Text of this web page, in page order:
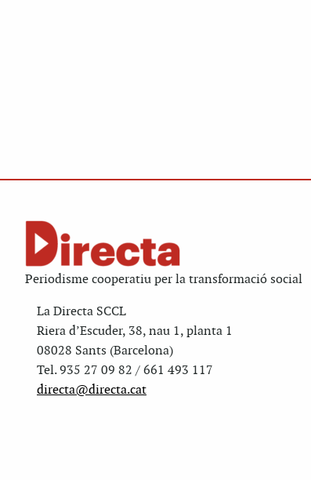
Periodisme cooperatiu per la transformació social
La Directa SCCL
Riera d’Escuder, 38, nau 1, planta 1
08028 Sants (Barcelona)
Tel. 935 27 09 82 / 661 493 117
directa@directa.cat